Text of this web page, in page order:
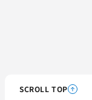
SCROLL TOP